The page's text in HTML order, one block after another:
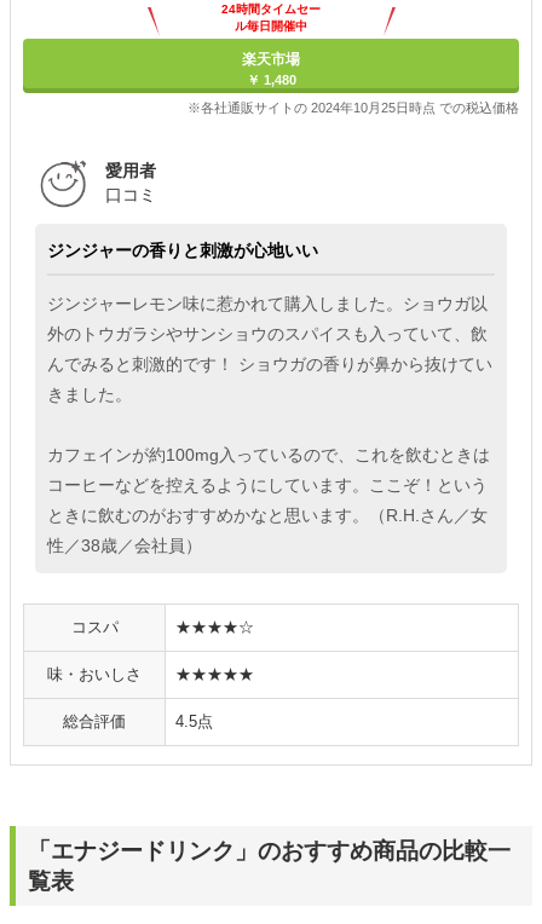
24時間タイムセー
ル毎日開催中
楽天市場
￥ 1,480
※各社通販サイトの 2024年10月25日時点 での税込価格
愛用者
口コミ
ジンジャーの香りと刺激が心地いい
ジンジャーレモン味に惹かれて購入しました。ショウガ以
外のトウガラシやサンショウのスパイスも入っていて、飲
んでみると刺激的です！ ショウガの香りが鼻から抜けてい
きました。
カフェインが約100mg入っているので、これを飲むときは
コーヒーなどを控えるようにしています。ここぞ！という
ときに飲むのがおすすめかなと思います。（R.H.さん／女
性／38歳／会社員）
コスパ ★★★★☆
味・おいしさ ★★★★★
総合評価 4.5点
「エナジードリンク」のおすすめ商品の比較一
覧表